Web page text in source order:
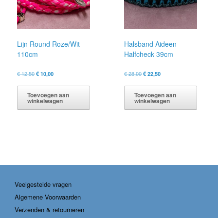
worden
Lijn Round Roze/Wit
110cm
€12,50Oorspronkelijke
was:
€ 12,50.
€10,00Huidige
is:
€ 10,00.
Toevoegen aan
winkelwagen
Halsband Aideen
Halfcheck 39cm
€28,00Oorspronkelijke
was:
€ 28,00.
€22,50Huidige
is:
€ 22,50.
Toevoegen aan
winkelwagen
Veelgestelde vragen
Algemene Voorwaarden
Verzenden & retourneren